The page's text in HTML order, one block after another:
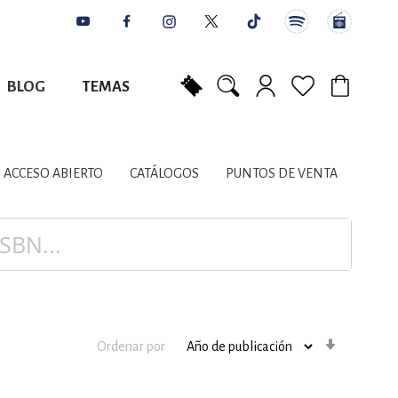
BLOG TEMAS
LITERARIOS
PLANIFICACIÓN
ACCESO ABIERTO CATÁLOGOS PUNTOS DE VENTA
Ordenar por